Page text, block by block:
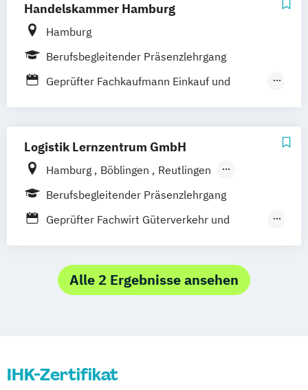
Handelskammer Hamburg
Hamburg
Berufsbegleitender Präsenzlehrgang
Geprüfter Fachkaufmann Einkauf und
Logistik
Logistik Lernzentrum GmbH
Hamburg Böblingen
Reutlingen
Stuttgart
Ludwigsburg Wetzlar
Berufsbegleitender Präsenzlehrgang
Geprüfter Fachwirt Güterverkehr und
Geprüfter Logistikmeister
Alle 2 Ergebnisse ansehen
IHK-Zertifikat